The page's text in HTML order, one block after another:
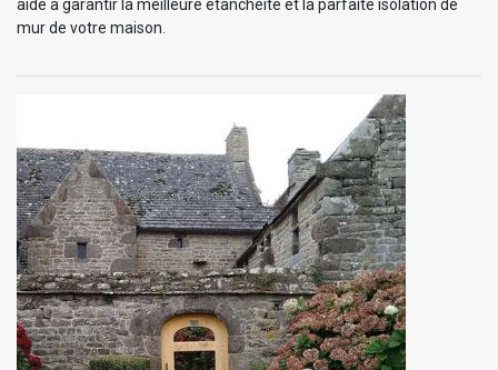
aide à garantir la meilleure étanchéité et la parfaite isolation de
mur de votre maison.